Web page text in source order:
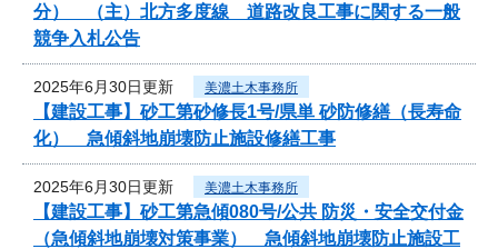
分） （主）北方多度線 道路改良工事に関する一般
競争入札公告
2025年6月30日更新 美濃土木事務所
【建設工事】砂工第砂修長1号/県単 砂防修繕（長寿命
化） 急傾斜地崩壊防止施設修繕工事
2025年6月30日更新 美濃土木事務所
【建設工事】砂工第急傾080号/公共 防災・安全交付金
（急傾斜地崩壊対策事業） 急傾斜地崩壊防止施設工